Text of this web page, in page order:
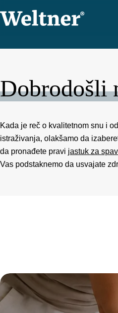
na
Kada je reč o kvalitetnom snu i
istraživanja, olakšamo da
da pronađete pravi jastuk za
Vas podstaknemo da usvajate